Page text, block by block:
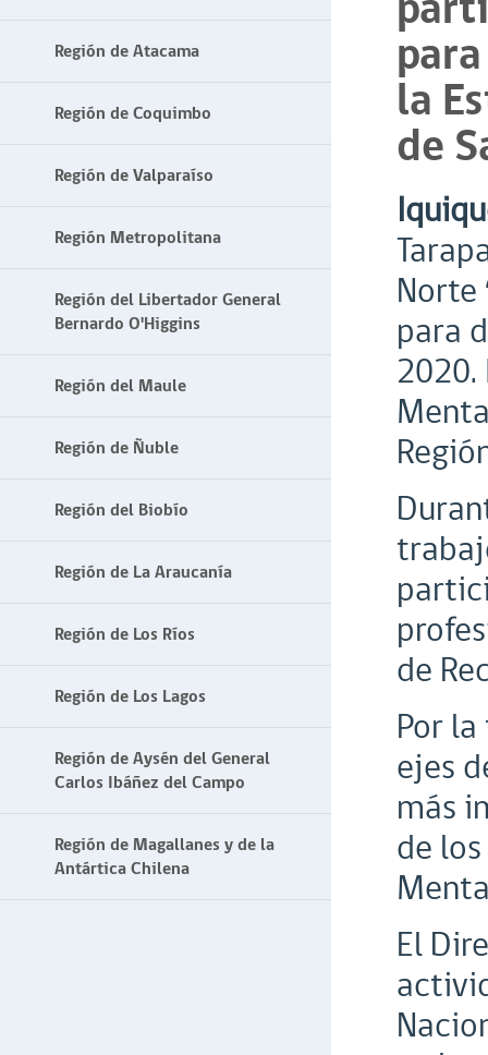
Región de Atacama
Región de Coquimbo
Región de Valparaíso
Región Metropolitana
Región del Libertador General
Bernardo O'Higgins
Región del Maule
Región de Ñuble
Región del Biobío
Región de La Araucanía
Región de Los Ríos
Región de Los Lagos
Región de Aysén del General
Carlos Ibáñez del Campo
Región de Magallanes y de la
Antártica Chilena
la
de
Norte
para
de
Por
ejes
más
de
El